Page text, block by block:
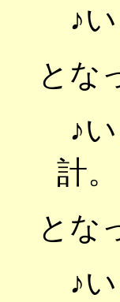
♪
とな
♪
計。
とな
♪